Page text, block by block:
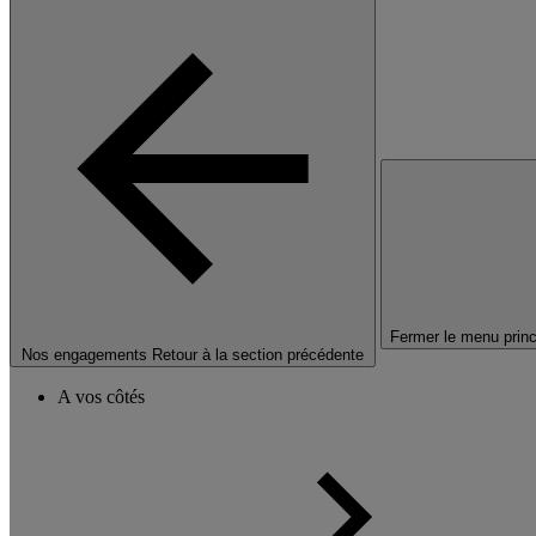
Nos engagements Retour à la section précédente
Fermer le menu
A vos côtés